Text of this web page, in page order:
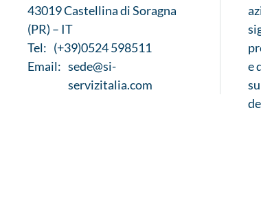
43019 Castellina di Soragna
(PR) – IT
Tel: (+39)0524 598511
Email: sede@si-
servizitalia.com
e